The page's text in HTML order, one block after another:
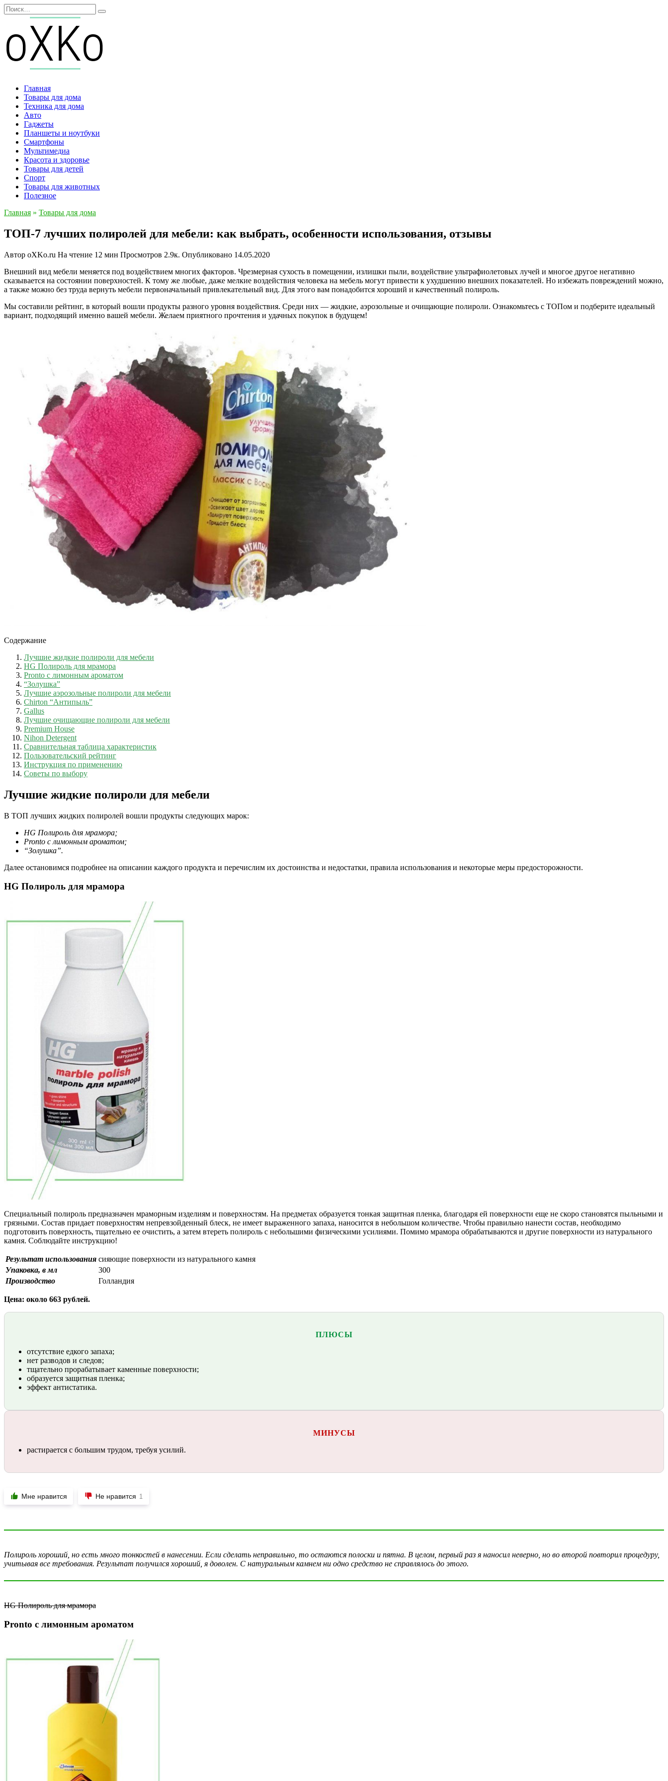
Перейти
к
содержанию
Search
for:
Главная
Товары для дома
Техника для дома
Авто
Гаджеты
Планшеты и ноутбуки
Смартфоны
Мультимедиа
Красота и здоровье
Товары для детей
Спорт
Товары для животных
Полезное
Главная » Товары для дома
ТОП-7 лучших полиролей для мебели: как выбрать, особенности использования, отзывы
Автор oXKo.ru На чтение 12 мин Просмотров 2.9к. Опубликовано 14.05.2020
Внешний вид мебели меняется под воздействием многих факторов. Чрезмерная сухость в помещении, излишки пыли, воздействие ультрафиолетовых лучей и многое другое негативно
сказывается на состоянии поверхностей. К тому же любые, даже мелкие воздействия человека на мебель могут привести к ухудшению внешних показателей. Но избежать повреждений можно,
а также можно без труда вернуть мебели первоначальный привлекательный вид. Для этого вам понадобится хороший и качественный полироль.
Мы составили рейтинг, в который вошли продукты разного уровня воздействия. Среди них — жидкие, аэрозольные и очищающие полироли. Ознакомьтесь с ТОПом и подберите идеальный
вариант, подходящий именно вашей мебели. Желаем приятного прочтения и удачных покупок в будущем!
Содержание
Лучшие жидкие полироли для мебели
HG Полироль для мрамора
Pronto с лимонным ароматом
“Золушка”
Лучшие аэрозольные полироли для мебели
Chirton “Антипыль”
Gallus
Лучшие очищающие полироли для мебели
Premium House
Nihon Detergent
Сравнительная таблица характеристик
Пользовательский рейтинг
Инструкция по применению
Советы по выбору
Лучшие жидкие полироли для мебели
В ТОП лучших жидких полиролей вошли продукты следующих марок:
HG Полироль для мрамора;
Pronto с лимонным ароматом;
“Золушка”.
Далее остановимся подробнее на описании каждого продукта и перечислим их достоинства и недостатки, правила использования и некоторые меры предосторожности.
HG Полироль для мрамора
Специальный полироль предназначен мраморным изделиям и поверхностям. На предметах образуется тонкая защитная пленка, благодаря ей поверхности еще не скоро становятся пыльными и
грязными. Состав придает поверхностям непревзойденный блеск, не имеет выраженного запаха, наносится в небольшом количестве. Чтобы правильно нанести состав, необходимо
подготовить поверхность, тщательно ее очистить, а затем втереть полироль с небольшими физическими усилиями. Помимо мрамора обрабатываются и другие поверхности из натурального
камня. Соблюдайте инструкцию!
Результат использования сияющие поверхности из натурального камня
Упаковка, в мл
300
Производство
Голландия
Цена: около 663 рублей.
ПЛЮСЫ
отсутствие едкого запаха;
нет разводов и следов;
тщательно прорабатывает каменные поверхности;
образуется защитная пленка;
эффект антистатика.
МИНУСЫ
растирается с большим трудом, требуя усилий.
Мне нравится Не нравится 1
Полироль хороший, но есть много тонкостей в нанесении. Если сделать неправильно, то остаются полоски и пятна. В целом, первый раз я наносил неверно, но во второй повторил процедуру,
учитывая все требования. Результат получился хороший, я доволен. С натуральным камнем ни одно средство не справлялось до этого.
HG Полироль для мрамора
Pronto с лимонным ароматом